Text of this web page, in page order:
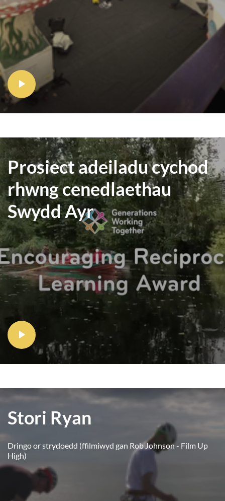
Prosiect adeiladu cychod
rhwng cenedlaethau
Swydd Ayr
Stori Ryan
Dringo or strydoedd (ffilmiwyd gan Rob Johnson - Film Up
High)